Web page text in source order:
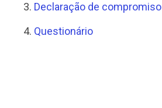
3. Declaração de compromiso
4. Questionário